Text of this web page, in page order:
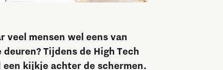
Brainport
Automotive Campus
Onderwijs evenementen
veel mensen wel eens van
Tijdens de High Tech
kijkje achter de schermen.